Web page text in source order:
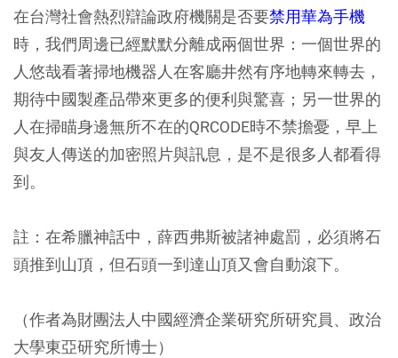
在台灣社會熱烈辯論政府機關是否要禁用華為手機
時，我們周邊已經默默分離成兩個世界：一個世界的
人悠哉看著掃地機器人在客廳井然有序地轉來轉去，
期待中國製產品帶來更多的便利與驚喜；另一世界的
人在掃瞄身邊無所不在的QRCODE時不禁擔憂，早上
與友人傳送的加密照片與訊息，是不是很多人都看得
到。
註：在希臘神話中，薛西弗斯被諸神處罰，必須將石
頭推到山頂，但石頭一到達山頂又會自動滾下。
（作者為財團法人中國經濟企業研究所研究員、政治
大學東亞研究所博士）